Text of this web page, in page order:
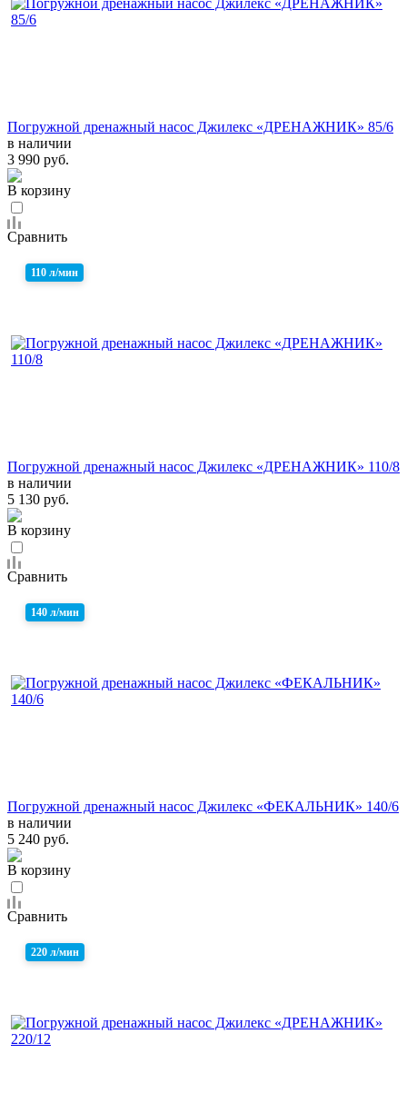
Погружной дренажный насос Джилекс «ДРЕНАЖНИК» 85/6
в наличии
3 990 руб.
В корзину
Сравнить
110 л/мин
Погружной дренажный насос Джилекс «ДРЕНАЖНИК» 110/8
в наличии
5 130 руб.
В корзину
Сравнить
140 л/мин
Погружной дренажный насос Джилекс «ФЕКАЛЬНИК» 140/6
в наличии
5 240 руб.
В корзину
Сравнить
220 л/мин